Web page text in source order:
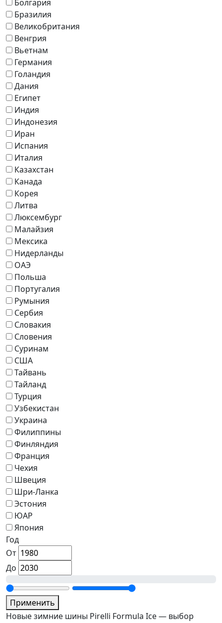
Болгария
Бразилия
Великобритания
Венгрия
Вьетнам
Германия
Голандия
Дания
Египет
Индия
Индонезия
Иран
Испания
Италия
Казахстан
Канада
Корея
Литва
Люксембург
Малайзия
Мексика
Нидерланды
ОАЭ
Польша
Португалия
Румыния
Сербия
Словакия
Словения
Суринам
США
Тайвань
Тайланд
Турция
Узбекистан
Украина
Филиппины
Финляндия
Франция
Чехия
Швеция
Шри-Ланка
Эстония
ЮАР
Япония
Год
От
До
Применить
Новые зимние шины Pirelli Formula Ice — выбор